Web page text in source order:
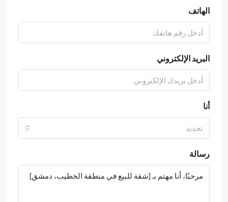
الهاتف
البريد الإلكتروني
أنا
تحديد
رسالة